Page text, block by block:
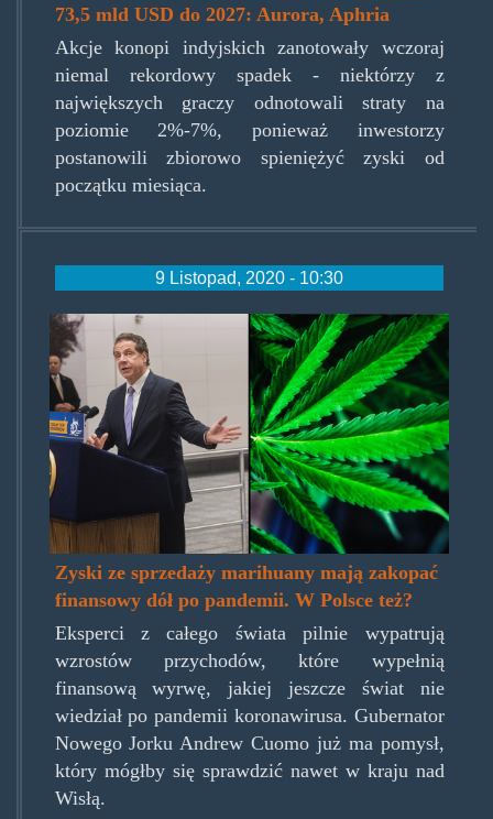
73,5 mld USD do 2027: Aurora, Aphria
Akcje konopi indyjskich zanotowały wczoraj
niemal rekordowy spadek - niektórzy z
największych graczy odnotowali straty na
poziomie 2%-7%, ponieważ inwestorzy
postanowili zbiorowo spieniężyć zyski od
początku miesiąca.
9 Listopad, 2020 - 10:30
andrew-
cuomo-
marijuana.jpg
Zyski ze sprzedaży marihuany mają zakopać
finansowy dół po pandemii. W Polsce też?
Eksperci z całego świata pilnie wypatrują
wzrostów przychodów, które wypełnią
finansową wyrwę, jakiej jeszcze świat nie
wiedział po pandemii koronawirusa. Gubernator
Nowego Jorku Andrew Cuomo już ma pomysł,
który mógłby się sprawdzić nawet w kraju nad
Wisłą.